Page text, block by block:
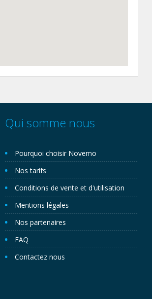
Qui somme nous
Pourquoi choisir Novemo
Nos tarifs
Conditions de vente et d'utilisation
Mentions légales
Nos partenaires
FAQ
Contactez nous